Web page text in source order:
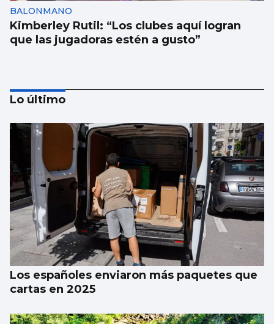
BALONMANO
Kimberley Rutil: “Los clubes aquí logran
que las jugadoras estén a gusto”
EUROPEO SUB-18
La España de Sandra Martínez arrasa a
Croacia en los octavos
Lo último
Los españoles enviaron más paquetes que
cartas en 2025